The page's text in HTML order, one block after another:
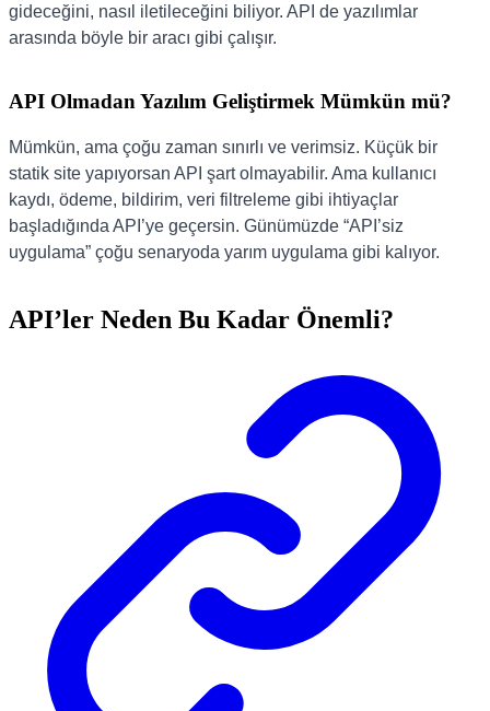
gideceğini, nasıl iletileceğini biliyor. API de yazılımlar
arasında böyle bir aracı gibi çalışır.
API Olmadan Yazılım Geliştirmek Mümkün mü?
Mümkün, ama çoğu zaman sınırlı ve verimsiz. Küçük bir
statik site yapıyorsan API şart olmayabilir. Ama kullanıcı
kaydı, ödeme, bildirim, veri filtreleme gibi ihtiyaçlar
başladığında API’ye geçersin. Günümüzde “API’siz
uygulama” çoğu senaryoda yarım uygulama gibi kalıyor.
API’ler Neden Bu Kadar Önemli?